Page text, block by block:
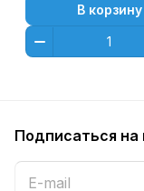
В корзину
Подписаться на